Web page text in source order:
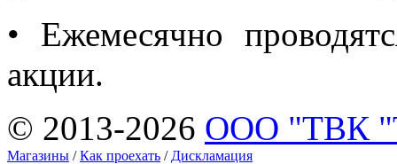
• Ежемесячно
акции.
© 2013-2026 ООО "ТВК
Магазины /Как проехать / Дискламация